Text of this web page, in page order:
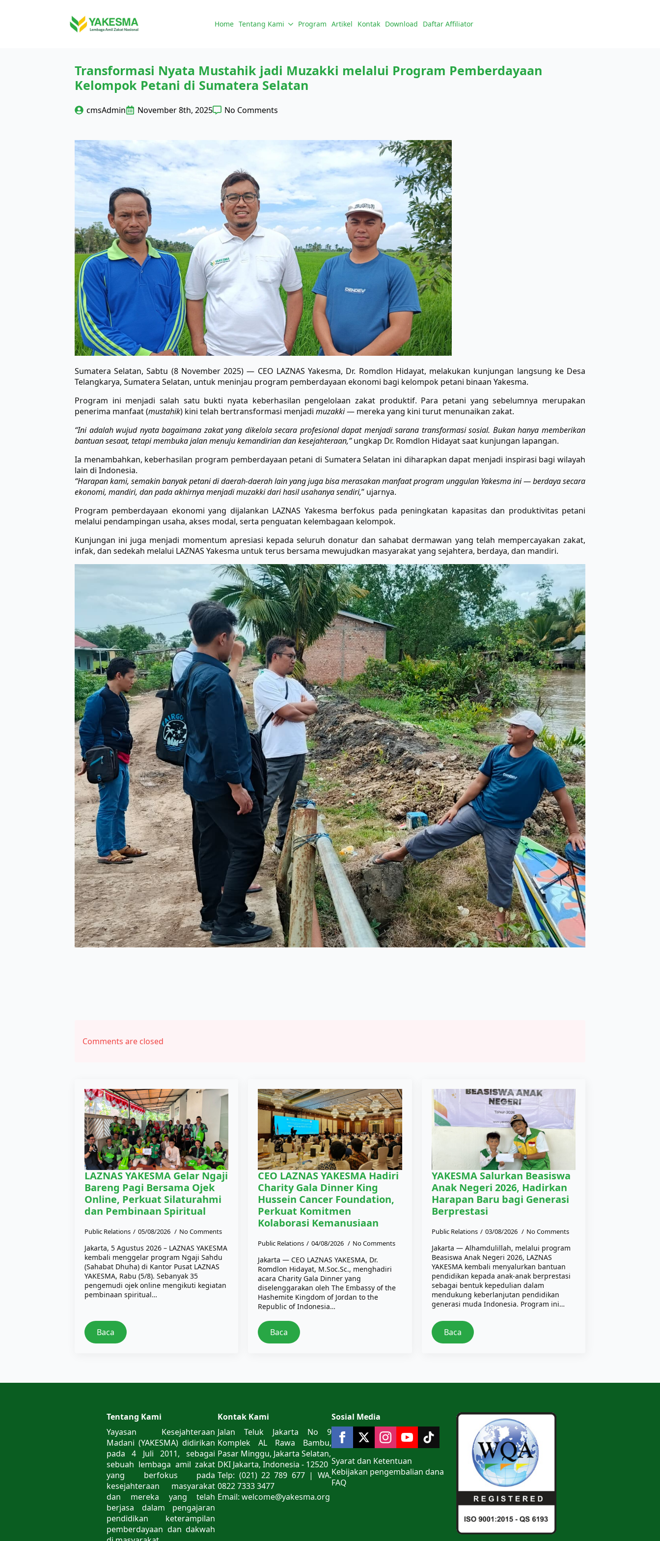
Home Tentang Kami Program Artikel Kontak Download Daftar Affiliator
Transformasi Nyata Mustahik jadi Muzakki melalui Program Pemberdayaan
Kelompok Petani di Sumatera Selatan
cmsAdmin November 8th, 2025 No Comments
Sumatera Selatan, Sabtu (8 November 2025) — CEO LAZNAS Yakesma, Dr. Romdlon Hidayat, melakukan kunjungan langsung ke Desa
Telangkarya, Sumatera Selatan, untuk meninjau program pemberdayaan ekonomi bagi kelompok petani binaan Yakesma.
Program ini menjadi salah satu bukti nyata keberhasilan pengelolaan zakat produktif. Para petani yang sebelumnya merupakan
penerima manfaat (mustahik) kini telah bertransformasi menjadi muzakki— mereka yang kini turut menunaikan zakat.
“Ini adalah wujud nyata bagaimana zakat yang dikelola secara profesional dapat menjadi sarana transformasi sosial. Bukan hanya memberikan
bantuan sesaat, tetapi membuka jalan menuju kemandirian dan kesejahteraan,”ungkap Dr. Romdlon Hidayat saat kunjungan lapangan.
Ia menambahkan, keberhasilan program pemberdayaan petani di Sumatera Selatan ini diharapkan dapat menjadi inspirasi bagi wilayah
lain di Indonesia.
“Harapan kami, semakin banyak petani di daerah-daerah lain yang juga bisa merasakan manfaat program unggulan Yakesma ini — berdaya secara
ekonomi, mandiri, dan pada akhirnya menjadi muzakki dari hasil usahanya sendiri,” ujarnya.
Program pemberdayaan ekonomi yang dijalankan LAZNAS Yakesma berfokus pada peningkatan kapasitas dan produktivitas petani
melalui pendampingan usaha, akses modal, serta penguatan kelembagaan kelompok.
Kunjungan ini juga menjadi momentum apresiasi kepada seluruh donatur dan sahabat dermawan yang telah mempercayakan zakat,
infak, dan sedekah melalui LAZNAS Yakesma untukterus bersama mewujudkan masyarakat yang sejahtera, berdaya, dan mandiri.
Comments are closed
LAZNAS YAKESMA Gelar Ngaji
Bareng Pagi Bersama Ojek
Online, Perkuat Silaturahmi
dan Pembinaan Spiritual
Public Relations 05/08/2026 No Comments
Jakarta, 5 Agustus 2026 – LAZNAS YAKESMA
kembali menggelar program Ngaji Sahdu
(Sahabat Dhuha) di Kantor Pusat LAZNAS
YAKESMA, Rabu (5/8). Sebanyak 35
pengemudi ojek online mengikuti kegiatan
pembinaan spiritual…
Baca
CEO LAZNAS YAKESMA Hadiri
Charity Gala Dinner King
Hussein Cancer Foundation,
Perkuat Komitmen
Kolaborasi Kemanusiaan
Public Relations 04/08/2026 No Comments
Jakarta — CEO LAZNAS YAKESMA, Dr.
Romdlon Hidayat, M.Soc.Sc., menghadiri
acara Charity Gala Dinner yang
diselenggarakan oleh The Embassy of the
Hashemite Kingdom of Jordan to the
Republic of Indonesia…
Baca
YAKESMA Salurkan Beasiswa
Anak Negeri 2026, Hadirkan
Harapan Baru bagi Generasi
Berprestasi
Public Relations 03/08/2026 No Comments
Jakarta — Alhamdulillah, melalui program
Beasiswa Anak Negeri 2026, LAZNAS
YAKESMA kembali menyalurkan bantuan
pendidikan kepada anak-anak berprestasi
sebagai bentuk kepedulian dalam
mendukung keberlanjutan pendidikan
generasi muda Indonesia. Program ini…
Baca
Tentang Kami
Yayasan Kesejahteraan
Madani (YAKESMA) didirikan
pada 4 Juli 2011, sebagai
sebuah lembaga amil zakat
yang berfokus pada
kesejahteraan masyarakat
dan mereka yang telah
berjasa dalam pengajaran
pendidikan keterampilan
pemberdayaan dan dakwah
Kontak Kami
Jalan Teluk Jakarta No 9
Komplek AL Rawa Bambu,
Pasar Minggu, Jakarta Selatan,
DKI Jakarta, Indonesia - 12520
Telp: (021) 22 789 677 | WA.
0822 7333 3477
Email: welcome@yakesma.org
Sosial Media
Syarat dan Ketentuan
Kebijakan pengembalian dana
FAQ